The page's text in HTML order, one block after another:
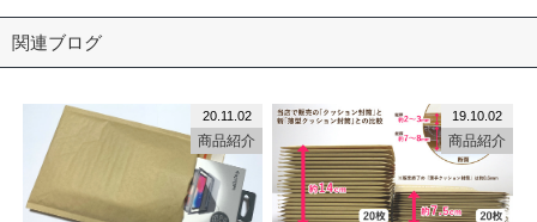
関連ブログ
商品紹介
20.11.02
商品紹介
19.10.02